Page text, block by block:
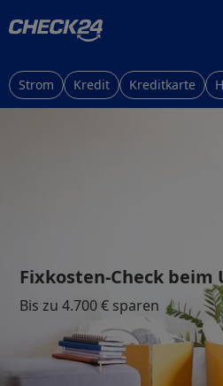
Strom Kredit Kreditkarte
Fixkosten-Check beim
Bis zu 4.700 € sparen